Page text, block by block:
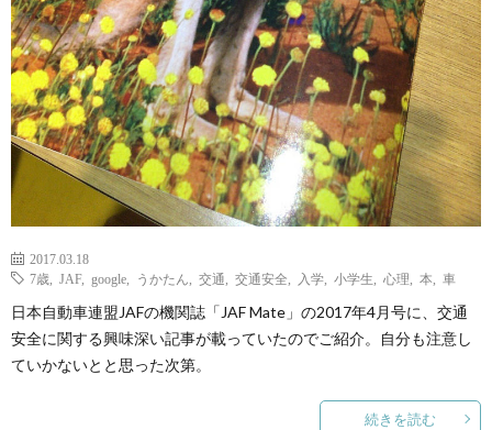
つ
い
て
2017.03.18
7歳
JAF, google うかたん 交通 交通安全 入学 小学生 心理 本 車
日本自動車連盟JAFの機関誌「JAF Mate」の2017年4月号に、交通
安全に関する興味深い記事が載っていたのでご紹介。自分も注意し
ていかないとと思った次第。
続きを読む